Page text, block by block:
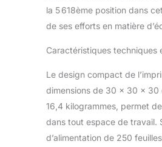
la 5 618ème position dans
de ses efforts en matière
Caractéristiques techniques
Le design compact de
dimensions de 30 x 30 x 30
16,4 kilogrammes, permet
dans tout espace de travail.
d’alimentation de 250